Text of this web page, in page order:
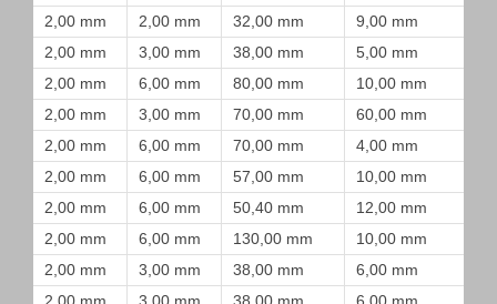
2,00 mm
2,00 mm 32,00 mm
9,00 mm
2,00 mm
3,00 mm 38,00 mm
5,00 mm
2,00 mm
6,00 mm 80,00 mm
10,00 mm
2,00 mm
3,00 mm 70,00 mm
60,00 mm
2,00 mm
6,00 mm 70,00 mm
4,00 mm
2,00 mm
6,00 mm 57,00 mm
10,00 mm
2,00 mm
6,00 mm 50,40 mm
12,00 mm
2,00 mm
6,00 mm 130,00 mm
10,00 mm
2,00 mm
3,00 mm 38,00 mm
6,00 mm